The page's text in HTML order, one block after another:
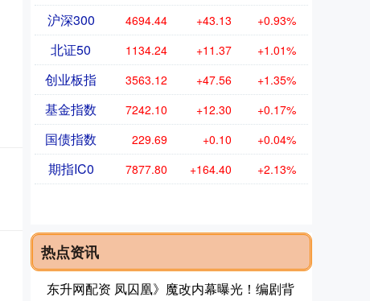
沪深300 4694.44 +43.13 +0.93%
北证50 1134.24 +11.37 +1.01%
创业板指 3563.12 +47.56 +1.35%
基金指数 7242.10 +12.30 +0.17%
国债指数 229.69 +0.10 +0.04%
期指IC0 7877.80 +164.40 +2.13%
热点资讯
东升网配资 凤囚凰》魔改内幕曝光！编剧背